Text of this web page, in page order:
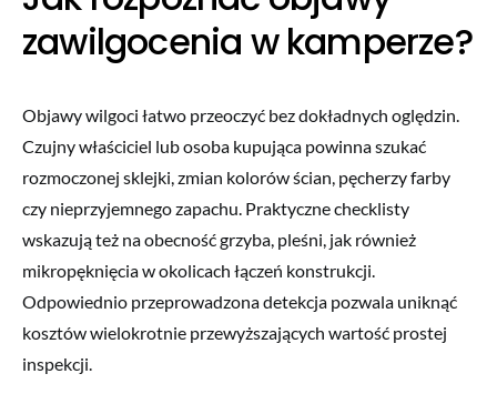
zawilgocenia w kamperze?
Objawy wilgoci łatwo przeoczyć bez dokładnych oględzin.
Czujny właściciel lub osoba kupująca powinna szukać
rozmoczonej sklejki, zmian kolorów ścian, pęcherzy farby
czy nieprzyjemnego zapachu. Praktyczne checklisty
wskazują też na obecność grzyba, pleśni, jak również
mikropęknięcia w okolicach łączeń konstrukcji.
Odpowiednio przeprowadzona detekcja pozwala uniknąć
kosztów wielokrotnie przewyższających wartość prostej
inspekcji.